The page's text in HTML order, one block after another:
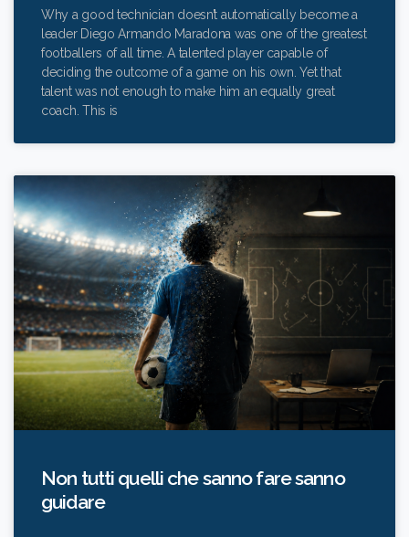
Why a good technician doesn’t automatically become a
leader Diego Armando Maradona was one of the greatest
footballers of all time. A talented player capable of
deciding the outcome of a game on his own. Yet that
talent was not enough to make him an equally great
coach. This is
Non tutti quelli che sanno fare sanno
guidare